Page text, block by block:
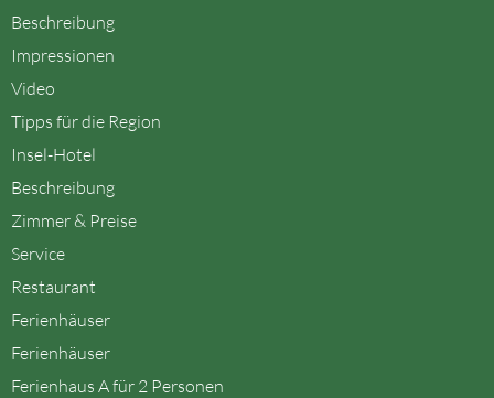
Beschreibung
Impressionen
Video
Tipps für die Region
Insel-Hotel
Beschreibung
Zimmer & Preise
Service
Restaurant
Ferienhäuser
Ferienhäuser
Ferienhaus A für 2 Personen